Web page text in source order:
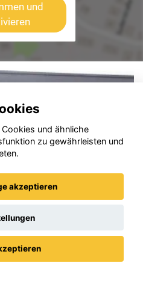
und
und ähnliche
zu gewährleisten und
akzeptieren